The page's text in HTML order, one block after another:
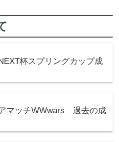
杯スプリングカップ成
マッチWWwars 過去の成